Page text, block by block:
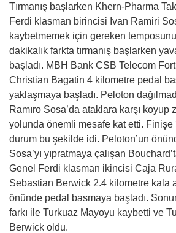
Tırmanış başlarken Khern-Pharma
Ferdi klasman birincisi Ivan Ramiri
kaybetmemek için gereken
dakikalık farkta tırmanış başlarken
başladı. MBH Bank CSB Telecom Fort
Christian Bagatin 4 kilometre pedal
yaklaşmaya başladı. Peloton
Ramıro Sosa’da ataklara karşı koyup
yolunda önemli mesafe kat etti. Finişe
durum bu şekilde idi. Peloton’un
Sosa’yı yıpratmaya çalışan
Genel Ferdi klasman ikincisi Caja
Sebastian Berwick 2.4 kilometre kala
önünde pedal basmaya başladı.
farkı ile Turkuaz Mayoyu kaybetti ve
Berwick oldu.